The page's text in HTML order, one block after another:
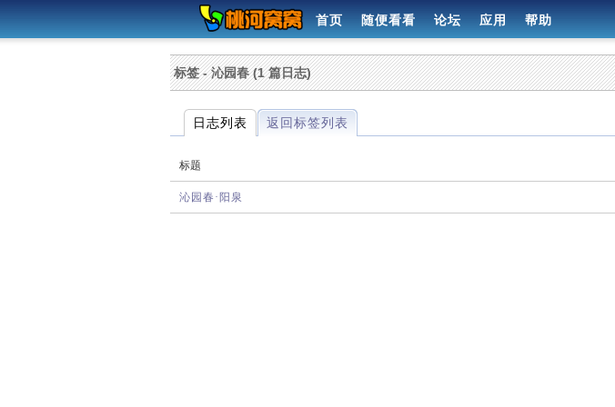
首页 随便看看 论坛 应用 帮助
标签 - 沁园春 (1 篇日志)
日志列表 返回标签列表
标题
沁园春·阳泉